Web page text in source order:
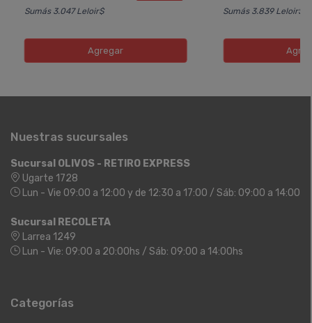
Sumás 3.047 Leloir$
Agregar
Sumás 3.839 Leloir$
Nuestras sucursales
Sucursal OLIVOS - RETIRO EXPRESS
Ugarte 1728
Lun - Vie 09:00 a 12:00 y de 12:30 a 17:00 / Sáb: 09:00 a 14:00
Sucursal RECOLETA
Larrea 1249
Lun - Vie: 09:00 a 20:00hs / Sáb: 09:00 a 14:00hs
Categorías